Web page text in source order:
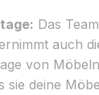
Das
auch
von
sie deine